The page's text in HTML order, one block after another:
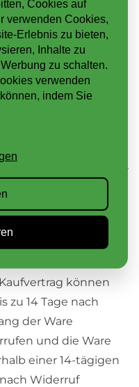
wir alle Materialien
automatisch alles in
Handelt es sich um
sparen Sie
können
zu 14 Tage nach
der Ware
und die Ware
einer 14-tägigen
Widerruf
Cookies auf
verwenden Cookies,
Erlebnis zu bieten,
Inhalte zu
zu schalten.
verwenden
indem Sie